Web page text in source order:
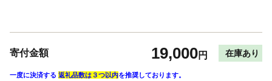
寄付金額 19,000円 在庫あり
一度に決済する 返礼品数は３つ以内を推奨しております。